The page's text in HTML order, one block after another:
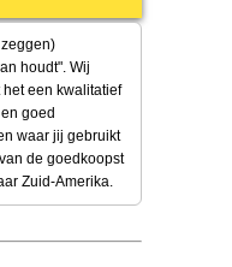
houdt". Wij
een kwalitatief
goed
waar jij gebruikt
de goedkoopst
Zuid-Amerika.